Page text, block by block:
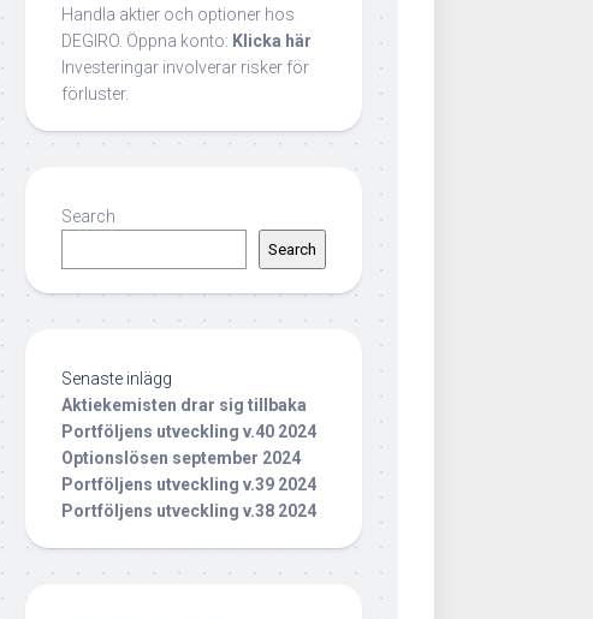
Handla aktier och optioner hos
DEGIRO. Öppna konto: Klicka här
Investeringar involverar risker för
förluster.
Search
Search
Senaste inlägg
Aktiekemisten drar sig tillbaka
Portföljens utveckling v.40 2024
Optionslösen september 2024
Portföljens utveckling v.39 2024
Portföljens utveckling v.38 2024